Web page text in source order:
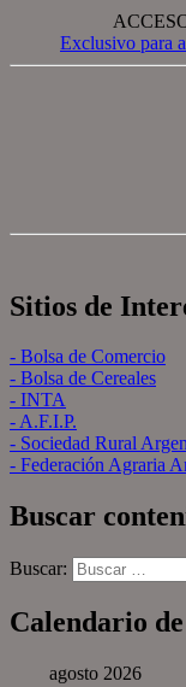
Exclusivo para
Sitios de
- Bolsa de Comercio
- Bolsa de Cereales
- INTA
- A.F.I.P.
- Sociedad Rural
- Federación Agraria
Buscar
Buscar:
Calendario
agosto 2026